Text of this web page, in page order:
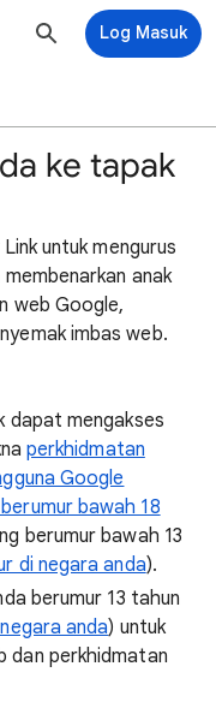
Log Masuk
ke tapak
untuk mengurus
anak
web Google,
imbas web.
dapat mengakses
perkhidmatan
Google
bawah 18
berumur bawah 13
di negara anda).
berumur 13 tahun
anda) untuk
dan perkhidmatan